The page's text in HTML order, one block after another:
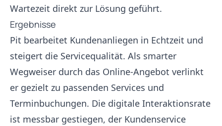
Wartezeit direkt zur Lösung geführt.
Ergebnisse
Pit bearbeitet Kundenanliegen in Echtzeit und
steigert die Servicequalität. Als smarter
Wegweiser durch das Online-Angebot verlinkt
er gezielt zu passenden Services und
Terminbuchungen. Die digitale Interaktionsrate
ist messbar gestiegen, der Kundenservice